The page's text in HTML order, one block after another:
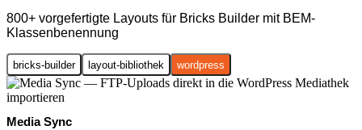
800+ vorgefertigte Layouts für Bricks Builder mit BEM-
Klassenbenennung
bricks-builder layout-bibliothek wordpress
Media Sync